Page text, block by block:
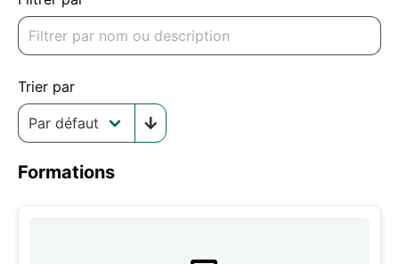
Trier par
Formations